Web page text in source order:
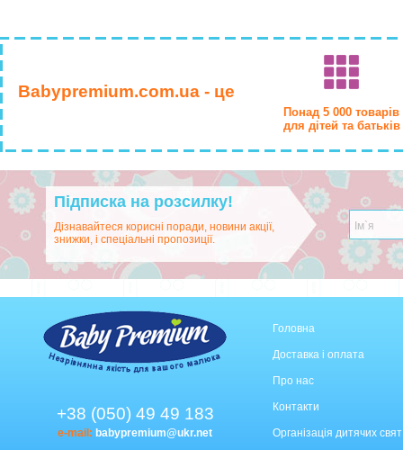
Babypremium.com.ua - це
Понад 5 000 товарів
для дітей та батьків
Підписка на розсилку!
Дізнавайтеся корисні поради, новини акції,
знижки, і спеціальні пропозиції.
+38 (050) 49 49 183
e-mail: babypremium@ukr.net
Головна
Доставка і оплата
Про нас
Контакти
Організація дитячих свят